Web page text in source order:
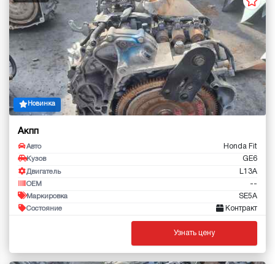
Новинка
Акпп
Авто Honda Fit
Кузов GE6
Двигатель L13A
OEM --
Маркировка SE5A
Состояние Контракт
Узнать цену